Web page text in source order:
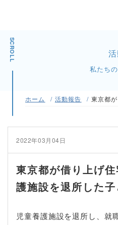
SCROLL
私たち
ホーム 活動報告 東京都
2022年03月04日
東京都が借り上げ
護施設を退所した子
児童養護施設を退所し、就